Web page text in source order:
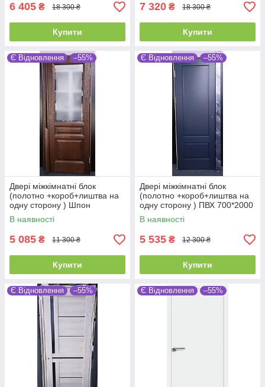
6 405 ₴ 18 300 ₴
Купити
7 320 ₴ 18 300 ₴
Купити
Є Відновлення –55%
Двері міжкімнатні блок
(полотно +короб+лиштва на
одну сторону ) Шпон
700*2000
В наявності
5 085 ₴ 11 300 ₴
Купити
Є Відновлення –55%
Двері міжкімнатні блок
(полотно +короб+лиштва на
одну сторону ) ПВХ 700*2000
В наявності
5 535 ₴ 12 300 ₴
Купити
Є Відновлення –55% Є Відновлення –55%